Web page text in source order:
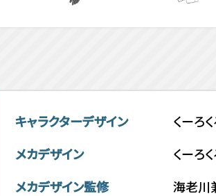
キャラクターデザイン
くーろ
メカデザイン
くーろ
メカデザイン監修
海老川